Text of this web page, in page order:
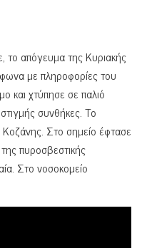
το απόγευμα της Κυριακής
με πληροφορίες του
και χτύπησε σε παλιό
συνθήκες. Το
Στο σημείο έφτασε
πυροσβεστικής
Στο νοσοκομείο